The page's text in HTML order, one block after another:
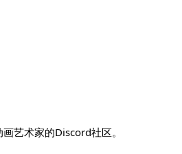
艺术家的Discord社区。